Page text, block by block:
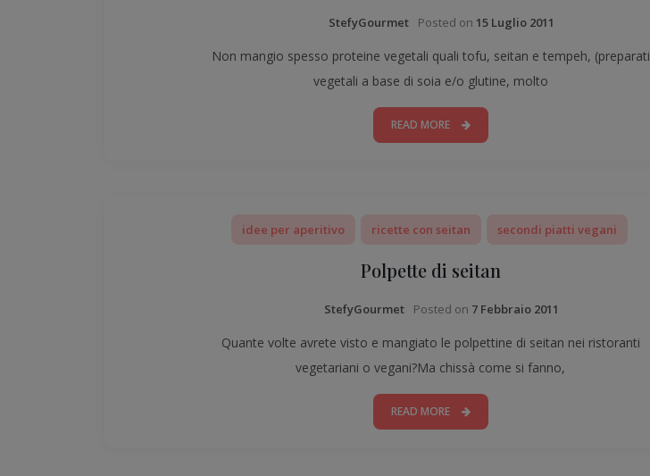
StefyGourmet Posted on 15 Luglio 2011
Non mangio spesso proteine vegetali quali tofu, seitan e tempeh, (preparati
vegetali a base di soia e/o glutine, molto
READ MORE
idee per aperitivo ricette con seitan secondi piatti vegani
Polpette di seitan
StefyGourmet Posted on 7 Febbraio 2011
Quante volte avrete visto e mangiato le polpettine di seitan nei ristoranti
vegetariani o vegani?Ma chissà come si fanno,
READ MORE